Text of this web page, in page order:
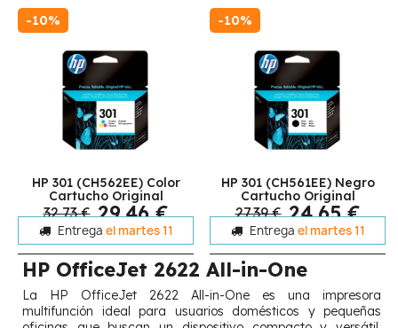
-10%
HP 301 (CH562EE) Color
Cartucho Original
32,73 € 29,46 €
Entrega el martes 11
-10%
HP 301 (CH561EE) Negro
Cartucho Original
27,39 € 24,65 €
Entrega el martes 11
HP OfficeJet 2622 All-in-One
La HP OfficeJet 2622 All-in-One es una impresora
multifunción ideal para usuarios domésticos y pequeñas